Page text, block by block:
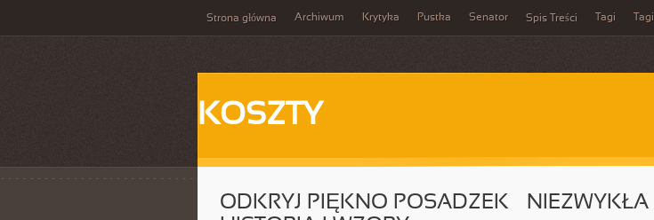
Strona główna Archiwum Krytyka Pustka Senator Spis Treści Tagi Tagi
KOSZTY
ODKRYJ PIĘKNO POSADZEK – NIEZWYKŁA